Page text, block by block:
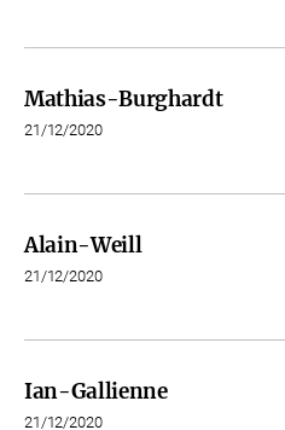
Mathias-Burghardt
21/12/2020
Alain-Weill
21/12/2020
Ian-Gallienne
21/12/2020